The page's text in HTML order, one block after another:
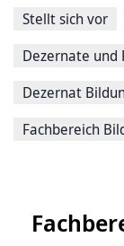
Stellt sich vor
Dezernate und
Dezernat
Fachbereich